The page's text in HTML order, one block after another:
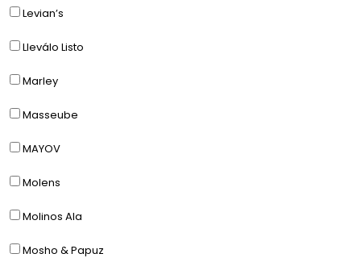
Levian’s
Lleválo Listo
Marley
Masseube
MAYOV
Molens
Molinos Ala
Mosho & Papuz